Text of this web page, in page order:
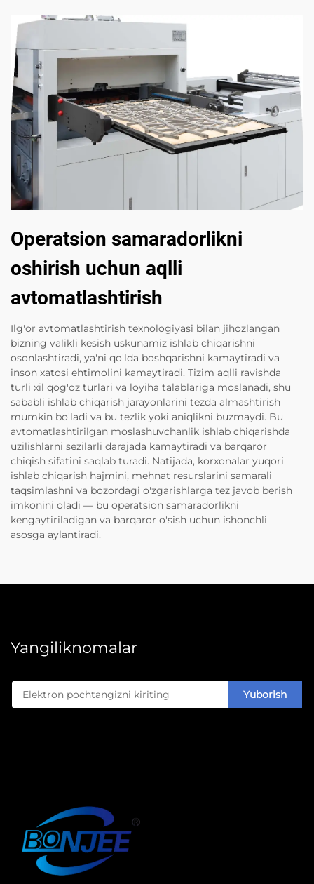
Operatsion samaradorlikni
oshirish uchun aqlli
avtomatlashtirish
Ilg'or avtomatlashtirish texnologiyasi bilan jihozlangan
bizning valikli kesish uskunamiz ishlab chiqarishni
osonlashtiradi, ya'ni qo'lda boshqarishni kamaytiradi va
inson xatosi ehtimolini kamaytiradi. Tizim aqlli ravishda
turli xil qog'oz turlari va loyiha talablariga moslanadi, shu
sababli ishlab chiqarish jarayonlarini tezda almashtirish
mumkin bo'ladi va bu tezlik yoki aniqlikni buzmaydi. Bu
avtomatlashtirilgan moslashuvchanlik ishlab chiqarishda
uzilishlarni sezilarli darajada kamaytiradi va barqaror
chiqish sifatini saqlab turadi. Natijada, korxonalar yuqori
ishlab chiqarish hajmini, mehnat resurslarini samarali
taqsimlashni va bozordagi o'zgarishlarga tez javob berish
imkonini oladi — bu operatsion samaradorlikni
kengaytiriladigan va barqaror o'sish uchun ishonchli
asosga aylantiradi.
Yangiliknomalar
Yuborish